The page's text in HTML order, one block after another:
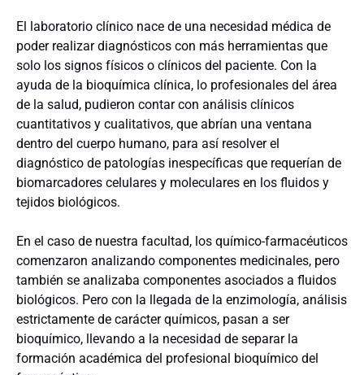
El laboratorio clínico nace de una necesidad médica de
poder realizar diagnósticos con más herramientas que
solo los signos físicos o clínicos del paciente. Con la
ayuda de la bioquímica clínica, lo profesionales del área
de la salud, pudieron contar con análisis clínicos
cuantitativos y cualitativos, que abrían una ventana
dentro del cuerpo humano, para así resolver el
diagnóstico de patologías inespecíficas que requerían de
biomarcadores celulares y moleculares en los fluidos y
tejidos biológicos.
En el caso de nuestra facultad, los químico-farmacéuticos
comenzaron analizando componentes medicinales, pero
también se analizaba componentes asociados a fluidos
biológicos. Pero con la llegada de la enzimología, análisis
estrictamente de carácter químicos, pasan a ser
bioquímico, llevando a la necesidad de separar la
formación académica del profesional bioquímico del